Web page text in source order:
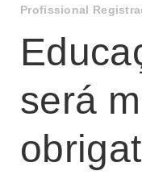
Profissional
será